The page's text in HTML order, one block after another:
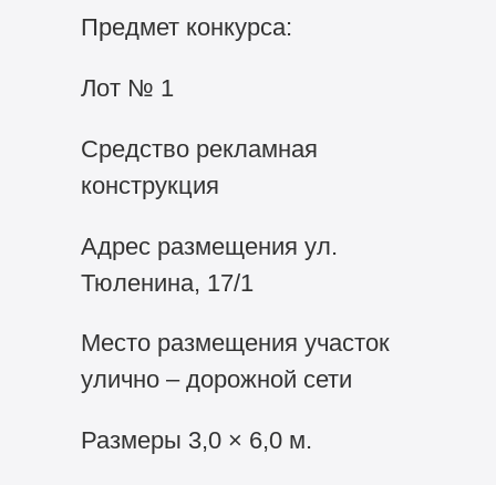
Предмет конкурса:
Лот № 1
Средство рекламная
конструкция
Адрес размещения ул.
Тюленина, 17/1
Место размещения участок
улично – дорожной сети
Размеры 3,0 × 6,0 м.